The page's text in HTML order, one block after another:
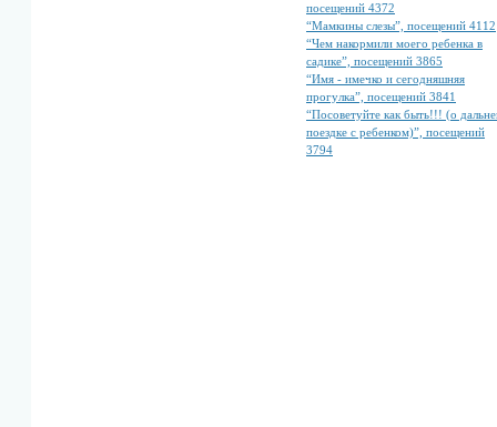
посещений 4372
“Мамкины слезы”, посещений 4112
“Чем накормили моего ребенка в
садике”, посещений 3865
“Имя - имечко и сегодняшняя
прогулка”, посещений 3841
“Посоветуйте как быть!!! (о
поездке с ребенком)”, посещений
3794